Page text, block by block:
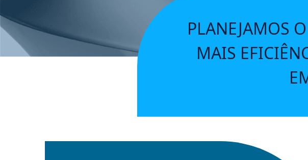
PLANEJAMOS
MAIS